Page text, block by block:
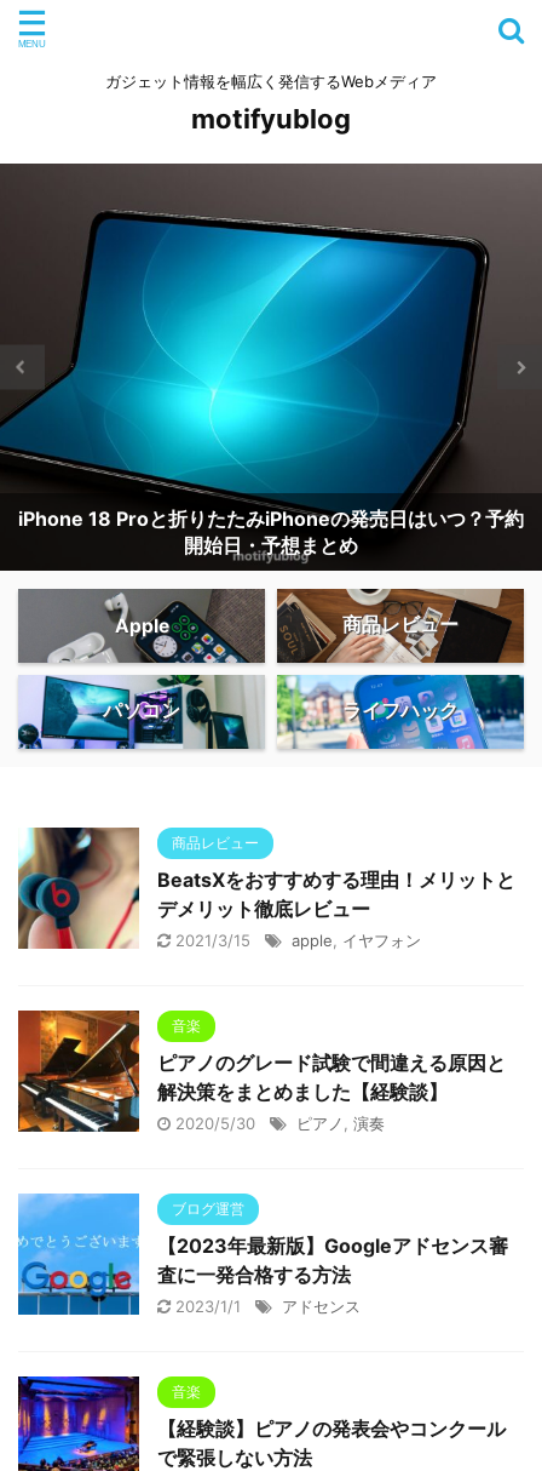
ガジェット情報を幅広く発信するWebメディア
motifyublog
iPhone 18 Proと折りたたみiPhoneの発売日はいつ？予約
開始日・予想まとめ
Apple 商品レビュー
パソコン ライフハック
商品レビュー
BeatsXをおすすめする理由！メリットと
デメリット徹底レビュー
2021/3/15 apple イヤフォン
音楽
ピアノのグレード試験で間違える原因と
解決策をまとめました【経験談】
2020/5/30 ピアノ 演奏
ブログ運営
【2023年最新版】Googleアドセンス審
査に一発合格する方法
2023/1/1 アドセンス
音楽
【経験談】ピアノの発表会やコンクール
で緊張しない方法